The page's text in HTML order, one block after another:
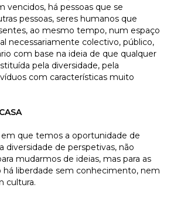
vencidos, há pessoas que se
pessoas, seres humanos que
ao mesmo tempo, num espaço
necessariamente colectivo, público,
com base na ideia de que qualquer
pela diversidade, pela
com características muito
que temos a oportunidade de
diversidade de perspetivas, não
mudarmos de ideias, mas para as
há liberdade sem conhecimento, nem
cultura.